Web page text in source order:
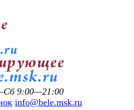
9:00—21:00
info@bele.msk.ru